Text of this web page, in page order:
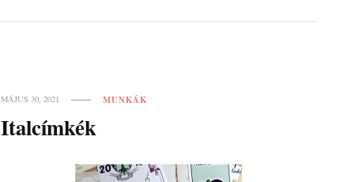
MÁJUS 30, 2021 MUNKÁK
Italcímkék